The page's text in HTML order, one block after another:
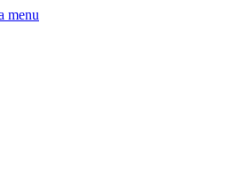
menu